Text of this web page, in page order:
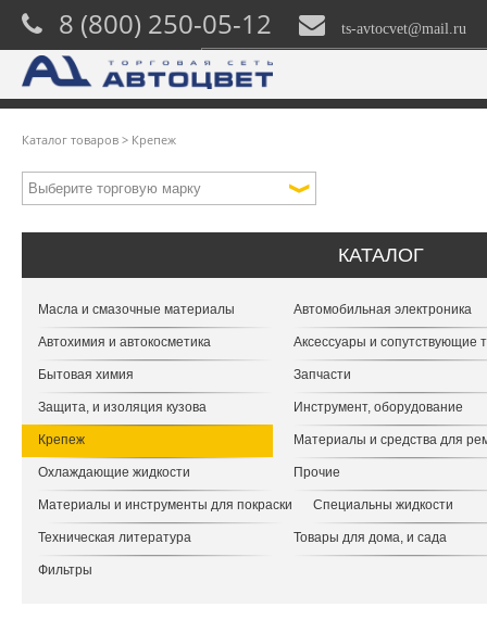
8 (800) 250-05-12 ts-avtocvet@mail.ru
Каталог товаров > Крепеж
КАТАЛОГ
Масла и смазочные материалы Автомобильная электроника
Автохимия и автокосметика Аксессуары и сопутствующие
Бытовая химия Запчасти
Защита, и изоляция кузова Инструмент, оборудование
Крепеж Материалы и средства для
Охлаждающие жидкости Прочие
Материалы и инструменты для покраски Специальны жидкости
Техническая литература Товары для дома, и сада
Фильтры